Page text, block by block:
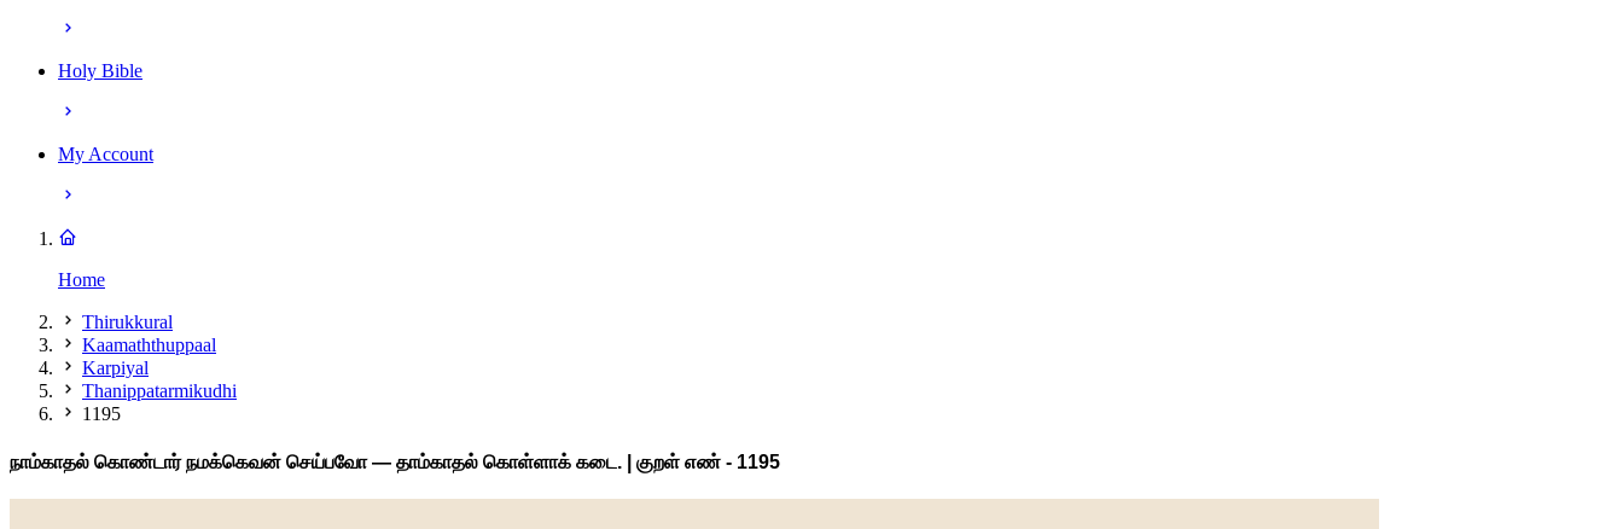
Holy Bible
My Account
Home
Thirukkural
Kaamaththuppaal
Karpiyal
Thanippatarmikudhi
1195
நாம்காதல் கொண்டார் நமக்கெவன் செய்பவோ — தாம்காதல் கொள்ளாக் கடை. | குறள் எண் - 1195